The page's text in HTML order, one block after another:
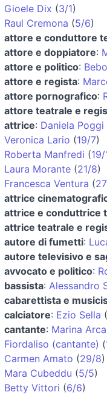
Gioele Dix (3/1)
Raul Cremona (5/6)
attore e conduttore
attore e doppiatore:
attore e politico:
attore e regista:
attore pornografico:
attore teatrale e
attrice: Daniela Poggi
Veronica Lario (19/7)
Roberta Manfredi (19/
Laura Morante (21/8)
Francesca Ventura (
attrice
attrice e conduttrice
attrice teatrale e
autore di fumetti:
autore televisivo e
avvocato e politico:
bassista: Alessandro
cabarettista e
calciatore: Ezio Sella (
cantante: Marina
Fiordaliso (cantante) (
Carmen Amato (29/8)
Mara Cubeddu (5/5)
Betty Vittori (6/6)